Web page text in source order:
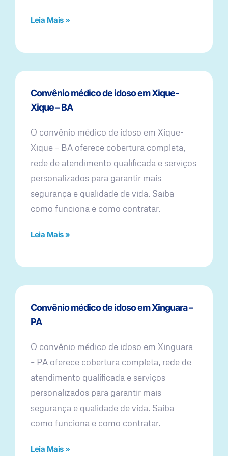
Leia Mais »
Convênio médico de idoso em Xique-
Xique – BA
O convênio médico de idoso em Xique-
Xique – BA oferece cobertura completa,
rede de atendimento qualificada e serviços
personalizados para garantir mais
segurança e qualidade de vida. Saiba
como funciona e como contratar.
Leia Mais »
Convênio médico de idoso em Xinguara –
PA
O convênio médico de idoso em Xinguara
– PA oferece cobertura completa, rede de
atendimento qualificada e serviços
personalizados para garantir mais
segurança e qualidade de vida. Saiba
como funciona e como contratar.
Leia Mais »